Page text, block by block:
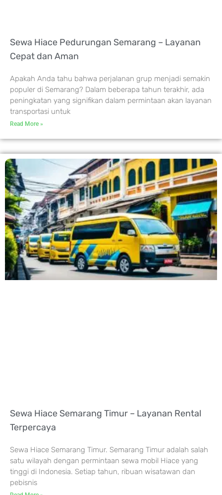
Sewa Hiace Pedurungan Semarang – Layanan
Cepat dan Aman
Apakah Anda tahu bahwa perjalanan grup menjadi semakin
populer di Semarang? Dalam beberapa tahun terakhir, ada
peningkatan yang signifikan dalam permintaan akan layanan
transportasi untuk
Read More »
Sewa Hiace Semarang Timur – Layanan Rental
Terpercaya
Sewa Hiace Semarang Timur. Semarang Timur adalah salah
satu wilayah dengan permintaan sewa mobil Hiace yang
tinggi di Indonesia. Setiap tahun, ribuan wisatawan dan
pebisnis